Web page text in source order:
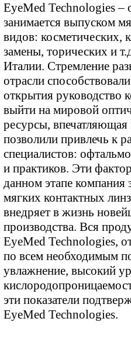
EyeMed Technologies –
занимается выпуском
видов:
замены, торических и
Италии. Стремление
отрасли
открытия руководство
выйти на мировой
ресурсы, впечатляющая
позволили привлечь к
специалистов:
и практиков. Эти
данном этапе компания
мягких контактных
внедряет в жизнь
производства. Вся
EyeMed Technologies,
по всем необходимым
увлажнение, высокий
эти показатели
EyeMed Technologies.